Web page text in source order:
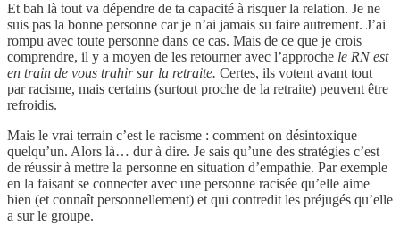
Et bah là tout va dépendre de ta capacité à risquer la relation. Je ne
suis pas la bonne personne car je n’ai jamais su faire autrement. J’ai
rompu avec toute personne dans ce cas. Mais de ce que je crois
comprendre, il y a moyen de les retourner avec l’approche le RN est
en train de vous trahir sur la retraite. Certes, ils votent avant tout
par racisme, mais certains (surtout proche de la retraite) peuvent être
refroidis.
Mais le vrai terrain c’est le racisme : comment on désintoxique
quelqu’un. Alors là… dur à dire. Je sais qu’une des stratégies c’est
de réussir à mettre la personne en situation d’empathie. Par exemple
en la faisant se connecter avec une personne racisée qu’elle aime
bien (et connaît personnellement) et qui contredit les préjugés qu’elle
a sur le groupe.